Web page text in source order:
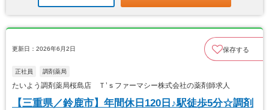
更新日：2026年6月2日 保存する
正社員 調剤薬局
たいよう調剤薬局桜島店 Ｔ’ｓファーマシー株式会社の薬剤師求人
【三重県／鈴鹿市】年間休日120日♪駅徒歩5分☆調剤